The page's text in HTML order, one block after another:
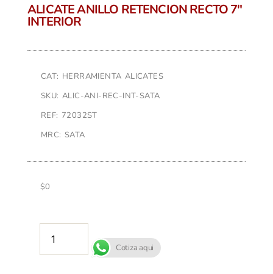
ALICATE ANILLO RETENCION RECTO 7″
INTERIOR
CAT: HERRAMIENTA ALICATES
SKU: ALIC-ANI-REC-INT-SATA
REF: 72032ST
MRC: SATA
$0
Cotiza aqui